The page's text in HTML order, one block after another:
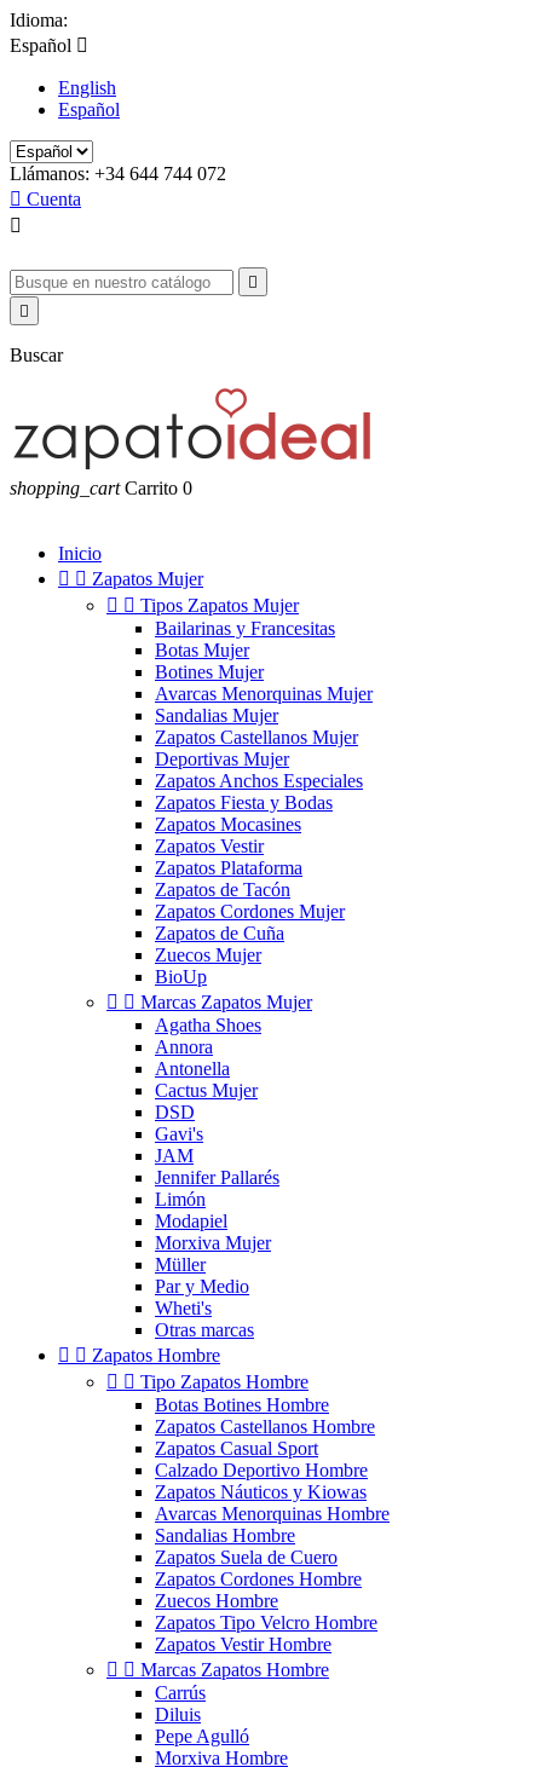
Idioma:
Español 
English
Español
Llámanos: +34 644 744 072
 Cuenta



Buscar
shopping_cart Carrito 0
Inicio
  Zapatos Mujer
  Tipos Zapatos Mujer
Bailarinas y Francesitas
Botas Mujer
Botines Mujer
Avarcas Menorquinas Mujer
Sandalias Mujer
Zapatos Castellanos Mujer
Deportivas Mujer
Zapatos Anchos Especiales
Zapatos Fiesta y Bodas
Zapatos Mocasines
Zapatos Vestir
Zapatos Plataforma
Zapatos de Tacón
Zapatos Cordones Mujer
Zapatos de Cuña
Zuecos Mujer
BioUp
  Marcas Zapatos Mujer
Agatha Shoes
Annora
Antonella
Cactus Mujer
DSD
Gavi's
JAM
Jennifer Pallarés
Limón
Modapiel
Morxiva Mujer
Müller
Par y Medio
Wheti's
Otras marcas
  Zapatos Hombre
  Tipo Zapatos Hombre
Botas Botines Hombre
Zapatos Castellanos Hombre
Zapatos Casual Sport
Calzado Deportivo Hombre
Zapatos Náuticos y Kiowas
Avarcas Menorquinas Hombre
Sandalias Hombre
Zapatos Suela de Cuero
Zapatos Cordones Hombre
Zuecos Hombre
Zapatos Tipo Velcro Hombre
Zapatos Vestir Hombre
  Marcas Zapatos Hombre
Carrús
Diluis
Pepe Agulló
Morxiva Hombre